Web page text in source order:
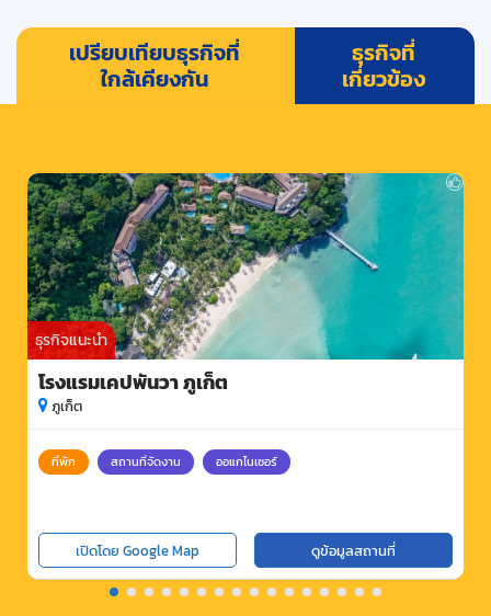
เปรียบเทียบธุรกิจที่
ใกล้เคียงกัน
ธุรกิจที่
เกี่ยวข้อง
ธุรกิจแนะนำ
โรงแรมเคปพันวา ภูเก็ต
ภูเก็ต
ที่พัก สถานที่จัดงาน ออแกไนเซอร์
เปิดโดย Google Map ดูข้อมูลสถานที่